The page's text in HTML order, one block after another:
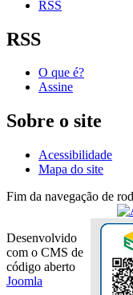
RSS
RSS
O que é?
Assine
Sobre o site
Acessibilidade
Mapa do site
Fim da navegação de
Desenvolvido
com o CMS de
código aberto
Joomla